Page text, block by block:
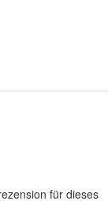
für dieses